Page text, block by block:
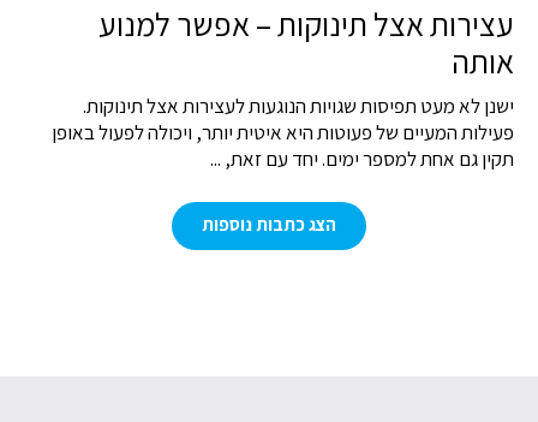
עצירות אצל תינוקות – אפשר למנוע
אותה
ישנן לא מעט תפיסות שגויות הנוגעות לעצירות אצל תינוקות.
פעילות המעיים של פעוטות היא איטית יותר, ויכולה לפעול באופן
תקין גם אחת למספר ימים. יחד עם זאת, ...
הצג כתבות נוספות